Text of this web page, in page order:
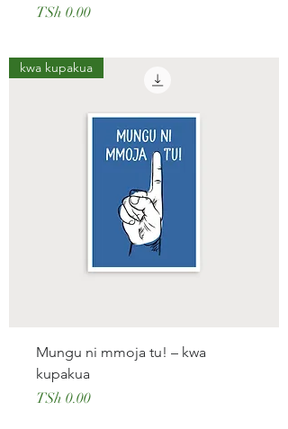
Price
TSh 0.00
kwa kupakua
Mungu ni mmoja tu! – kwa
kupakua
Price
TSh 0.00